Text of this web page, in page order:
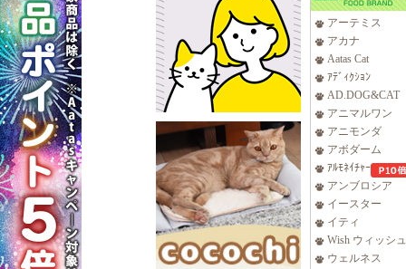
アーテミス
アカナ
Aatas Cat
ｱﾃﾞｨｸｼｮﾝ
AD.DOG&CAT
アニマルワン
アニモンダ
アボダーム
ｱﾙﾓﾈｲﾁｬｰ
アンブロシア
イースター
イティ
Wish ウィッシュ
ウェルネス